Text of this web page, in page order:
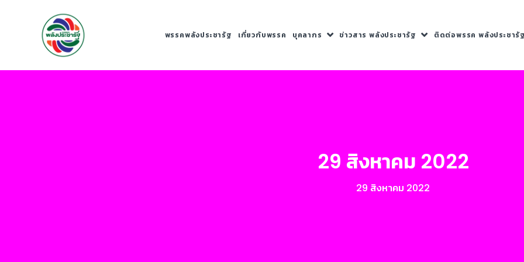
พรรคพลังประชารัฐ เกี่ยวกับพรรค บุคลากร ข่าวสาร พลังประชารัฐ ติดต่อพรรค พลังประชารัฐ
29 สิงหาคม 2022
29 สิงหาคม 2022